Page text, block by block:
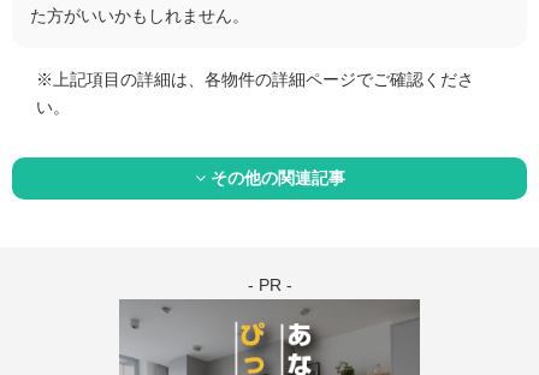
た方がいいかもしれません。
※ 上記項目の詳細は、各物件の詳細ページでご確認くださ
い。
その他の関連記事
- PR -